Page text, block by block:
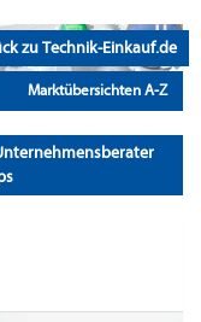
zu Technik-Einkauf.de
Marktübersichten A-Z